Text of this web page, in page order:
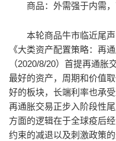
商品：外需强于内需
本轮商品牛市临近尾
《大类资产配置策略：再
（2020/8/20）首提再通
最好的资产，周期和价值
好的板块，长端利率也承
再通胀交易正步入阶段性
方面的逻辑在于全球疫后
约束的减退以及刺激政策